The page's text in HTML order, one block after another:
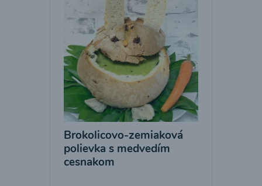
Brokolicovo-zemiaková
polievka s medvedím
cesnakom